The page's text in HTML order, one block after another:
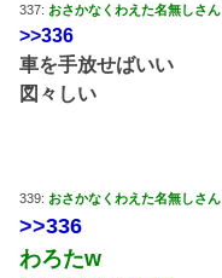
337: おさかなくわえた名無しさん
>>336
車を手放せばいい
図々しい
339: おさかなくわえた名無しさん
>>336
わろたw